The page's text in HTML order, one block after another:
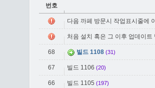
번호
다음 까페 방문시 작업표시줄에
처음 설치 혹은 그 이후 업데이트
68 빌드 1108 (31)
67 빌드 1106 (20)
66 빌드 1105 (197)